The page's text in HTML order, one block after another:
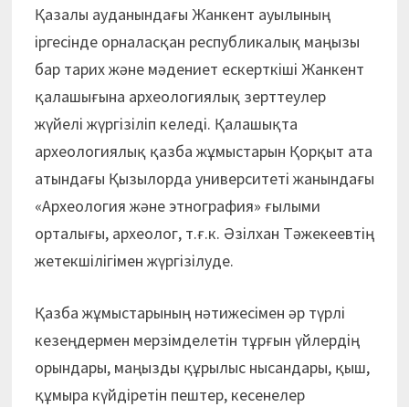
Қазалы ауданындағы Жанкент ауылының
іргесінде орналасқан республикалық маңызы
бар тарих және мәдениет ескерткіші Жанкент
қалашығына археологиялық зерттеулер
жүйелі жүргізіліп келеді. Қалашықта
археологиялық қазба жұмыстарын Қорқыт ата
атындағы Қызылорда университеті жанындағы
«Археология және этнография» ғылыми
орталығы, археолог, т.ғ.к. Әзілхан Тәжекеевтің
жетекшілігімен жүргізілуде.
Қазба жұмыстарының нәтижесімен әр түрлі
кезеңдермен мерзімделетін тұрғын үйлердің
орындары, маңызды құрылыс нысандары, қыш,
құмыра күйдіретін пештер, кесенелер